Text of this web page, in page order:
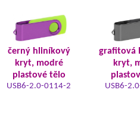
černý hliníkový
kryt, modré
plastové tělo
USB6-2.0-0114-2
grafitová
kryt,
USB6-